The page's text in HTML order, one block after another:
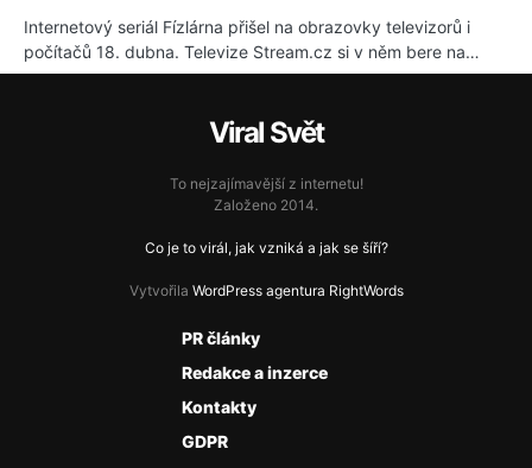
Internetový seriál Fízlárna přišel na obrazovky televizorů i
počítačů 18. dubna. Televize Stream.cz si v něm bere na…
Viral Svět
To nejzajímavější z internetu!
Založeno 2014.
Co je to virál, jak vzniká a jak se šíří?
Vytvořila WordPress agentura RightWords
PR články
Redakce a inzerce
Kontakty
GDPR